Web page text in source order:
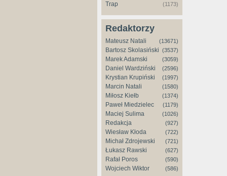
Trap (1173)
Redaktorzy
Mateusz Natali (13671)
Bartosz Skolasiński (3537)
Marek Adamski (3059)
Daniel Wardziński (2596)
Krystian Krupiński (1997)
Marcin Natali (1580)
Miłosz Kiełb (1374)
Paweł Miedzielec (1179)
Maciej Sulima (1026)
Redakcja (927)
Wiesław Kłoda (722)
Michał Zdrojewski (721)
Łukasz Rawski (627)
Rafał Poros (590)
Wojciech Wiktor (586)